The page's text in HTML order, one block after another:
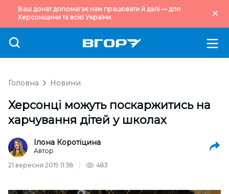
Ваш донат допомагає нам працювати й далі — для
Херсонщини та всієї України.
Головна Новини
Херсонці можуть поскаржитись на
харчування дітей у школах
Ілона Коротіцина
Автор
21 вересня 2019 11:38
483